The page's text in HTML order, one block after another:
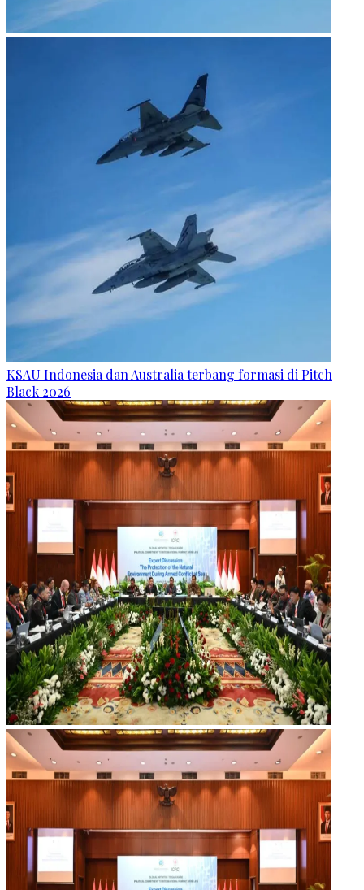
KSAU Indonesia dan Australia terbang formasi di Pitch
Black 2026